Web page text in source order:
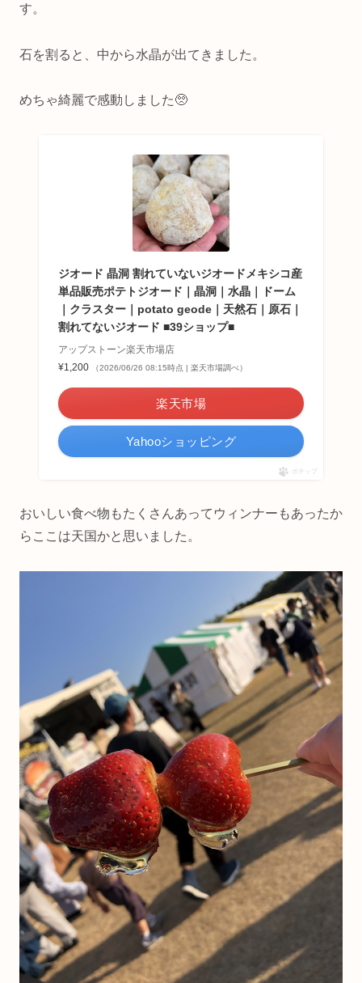
す。
石を割ると、中から水晶が出てきました。
めちゃ綺麗で感動しました🥺
ジオード 晶洞 割れていないジオードメキシコ産
単品販売ポテトジオード｜晶洞｜水晶｜ドーム
｜クラスター｜potato geode｜天然石｜原石｜
割れてないジオード ■39ショップ■
アップストーン楽天市場店
¥1,200
（2026/06/26 08:15時点 | 楽天市場調べ）
楽天市場
Yahooショッピング
ポチップ
おいしい食べ物もたくさんあってウィンナーもあったか
らここは天国かと思いました。